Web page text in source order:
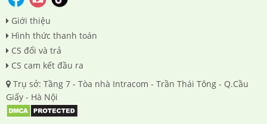
Giới thiệu
Hình thức thanh toán
CS đổi và trả
CS cam kết đầu ra
Trụ sở: Tầng 7 - Tòa nhà Intracom - Trần Thái Tông - Q.Cầu
Giấy - Hà Nội